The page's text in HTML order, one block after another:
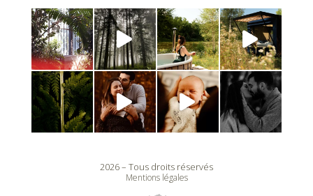
2026 – Tous droits réservés
Mentions légales